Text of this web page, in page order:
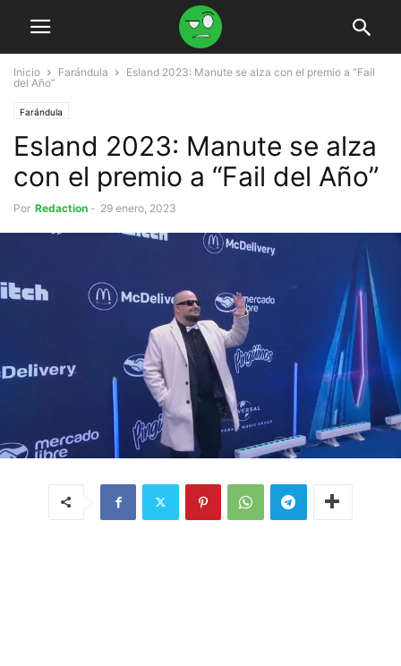
Inicio Farándula
Esland 2023: Manute se alza con el premio a “Fail
del Año”
Farándula
Esland 2023: Manute se alza
con el premio a “Fail del Año”
Por Redaction - 29 enero, 2023